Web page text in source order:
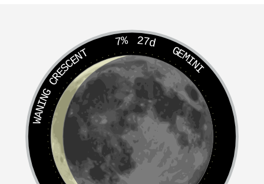
1、麟逢凤沼：
辰酉互见。
2、龙跃天门：
壬辰人得亥时。
3、龙居沧海：
7% 27d
GEMINI
WANING CRESCENT